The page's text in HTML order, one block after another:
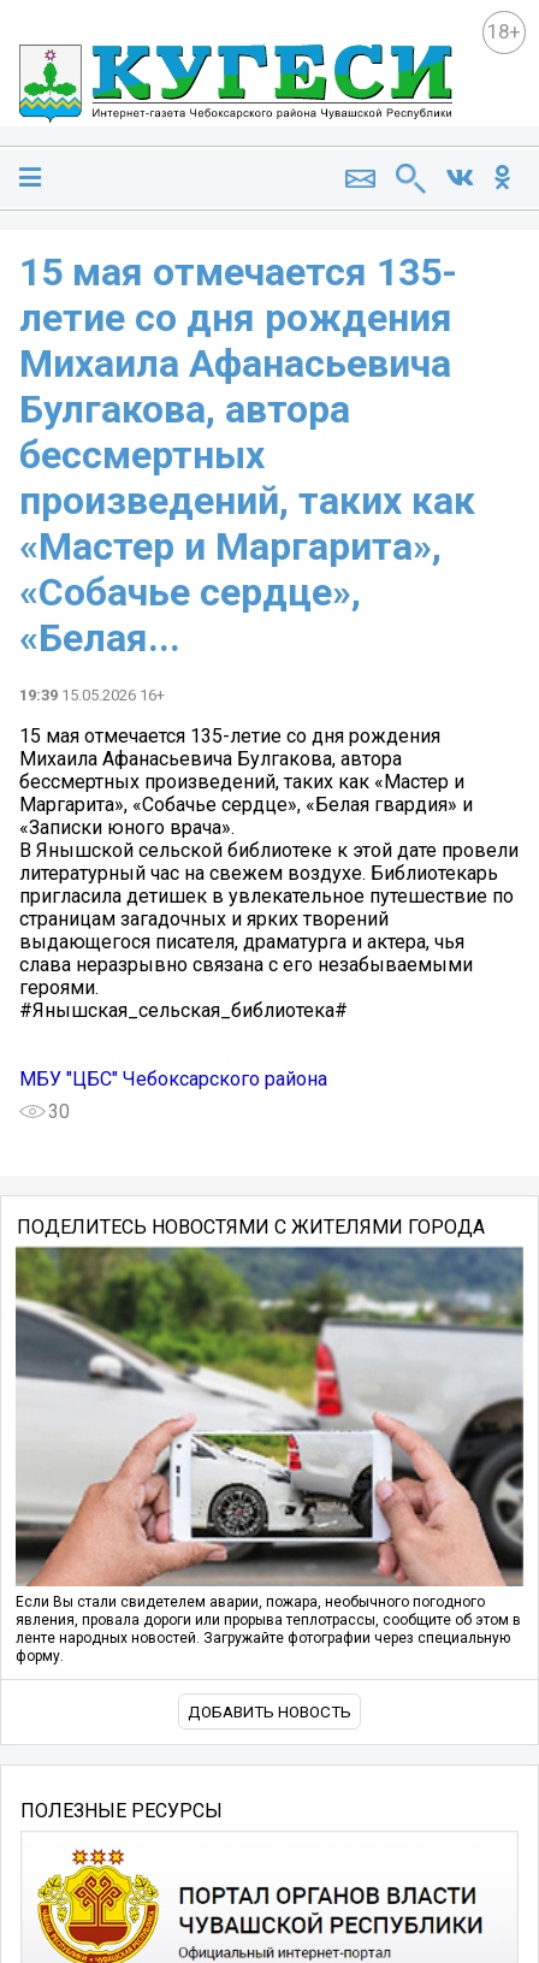
18+
15 мая отмечается 135-
летие со дня рождения
Михаила Афанасьевича
Булгакова, автора
бессмертных
произведений, таких как
«Мастер и Маргарита»,
«Собачье сердце»,
«Белая...
19:39 15.05.2026 16+
15 мая отмечается 135-летие со дня рождения
Михаила Афанасьевича Булгакова, автора
бессмертных произведений, таких как «Мастер и
Маргарита», «Собачье сердце», «Белая гвардия» и
«Записки юного врача».
В Янышской сельской библиотеке к этой дате провели
литературный час на свежем воздухе. Библиотекарь
пригласила детишек в увлекательное путешествие по
страницам загадочных и ярких творений
выдающегося писателя, драматурга и актера, чья
слава неразрывно связана с его незабываемыми
героями.
#Янышская_сельская_библиотека#
МБУ "ЦБС" Чебоксарского района
30
ПОДЕЛИТЕСЬ НОВОСТЯМИ С ЖИТЕЛЯМИ ГОРОДА
Если Вы стали свидетелем аварии, пожара, необычного погодного
явления, провала дороги или прорыва теплотрассы, сообщите об этом в
ленте народных новостей. Загружайте фотографии через специальную
форму.
ДОБАВИТЬ НОВОСТЬ
ПОЛЕЗНЫЕ РЕСУРСЫ